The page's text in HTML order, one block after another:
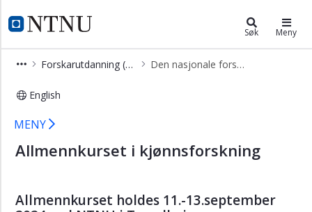
NTNU Hjemmeside
Institutt for tverrfaglige Søk Meny
Forskarutdanning (ph.d.) Den nasjonale forskerskolen i kjønnsforskning 2024
English
Den nasjonale forskerskolen i
×
Kontakt
for
kjønnsforsking
(SKF)
for
samfunn
MENY
Allmennkurset i kjønnsforskning
Allmennkurset holdes 11.-13.september